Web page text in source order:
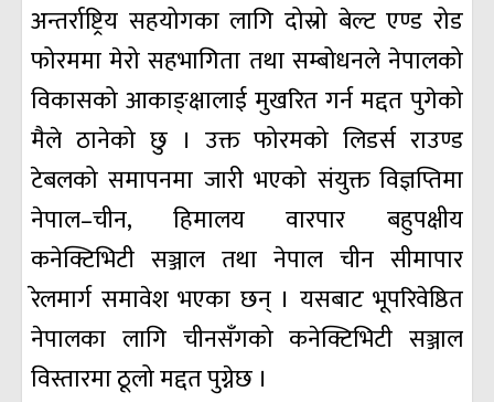
अन्तर्राष्ट्रिय सहयोगका लागि दोस्रो बेल्ट एण्ड रोड
फोरममा मेरो सहभागिता तथा सम्बोधनले नेपालको
विकासको आकाङ्क्षालाई मुखरित गर्न मद्दत पुगेको
मैले ठानेको छु । उक्त फोरमको लिडर्स राउण्ड
टेबलको समापनमा जारी भएको संयुक्त विज्ञप्तिमा
नेपाल–चीन, हिमालय वारपार बहुपक्षीय
कनेक्टिभिटी सञ्जाल तथा नेपाल चीन सीमापार
रेलमार्ग समावेश भएका छन् । यसबाट भूपरिवेष्ठित
नेपालका लागि चीनसँगको कनेक्टिभिटी सञ्जाल
विस्तारमा ठूलो मद्दत पुग्नेछ ।